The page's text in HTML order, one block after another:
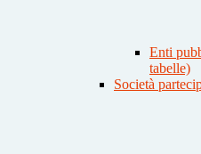
Enti
tabelle)
Società